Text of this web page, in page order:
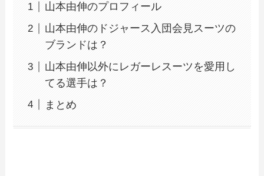
山本由伸のプロフィール
山本由伸のドジャース入団会見スーツの
ブランドは？
山本由伸以外にレガーレスーツを愛用し
てる選手は？
まとめ